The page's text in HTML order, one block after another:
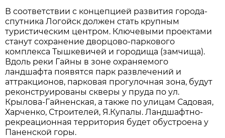
В соответствии с концепцией развития города-
спутника Логойск должен стать крупным
туристическим центром. Ключевыми проектами
станут сохранение дворцово-паркового
комплекса Тышкевичей и городища (замчища).
Вдоль реки Гайны в зоне охраняемого
ландшафта появятся парк развлечений и
аттракционов, парковая прогулочная зона, будут
реконструированы скверы у пруда по ул.
Крылова-Гайненская, а также по улицам Садовая,
Харченко, Строителей, Я.Купалы. Ландшафтно-
рекреационная территория будет обустроена у
Паненской горы.